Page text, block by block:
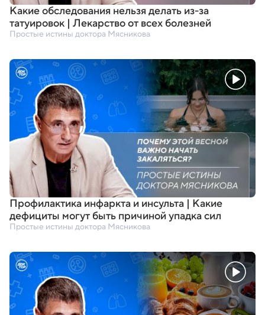
Какие обследования нельзя делать из-за
татуировок | Лекарство от всех болезней
Простые истины доктора Мясникова
Профилактика инфаркта и инсульта | Какие
дефициты могут быть причиной упадка сил
Простые истины доктора Мясникова